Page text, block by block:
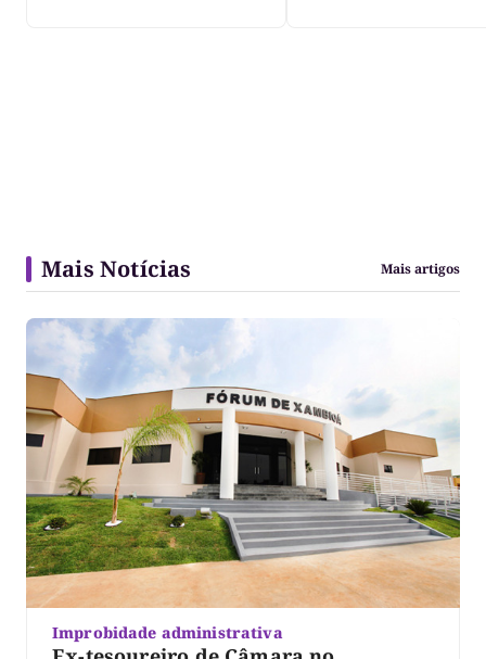
Mais Notícias Mais artigos
Improbidade administrativa